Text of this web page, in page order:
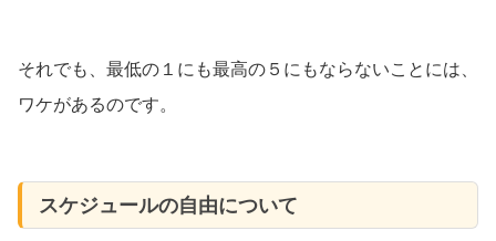
それでも、最低の１にも最高の５にもならないことには、
ワケがあるのです。
スケジュールの自由について